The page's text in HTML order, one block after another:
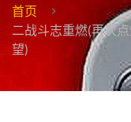
首页
二战斗志重燃(再次
望)